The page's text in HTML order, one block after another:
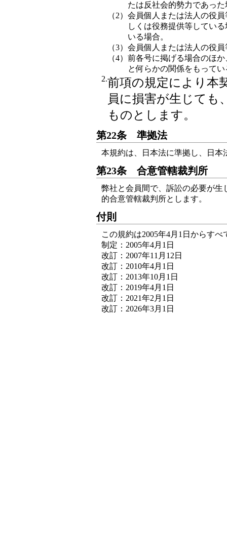
たは反社会的勢力であった
（2） 会員個人または法人の役
しくは役務提供等してい
いる場合。
（3） 会員個人または法人の役
（4） 前各号に掲げる場合のほ
と何らかの関係をもって
2.前項の規定により本
員に損害が生じても
ものとします。
第22条 準拠法
本規約は、日本法に準拠し、日
第23条 合意管轄裁判所
弊社と会員間で、訴訟の必要が
的合意管轄裁判所とします。
付則
この規約は2005年4月1日からす
制定：2005年4月1日
改訂：2007年11月12日
改訂：2010年4月1日
改訂：2013年10月1日
改訂：2019年4月1日
改訂：2021年2月1日
改訂：2026年3月1日